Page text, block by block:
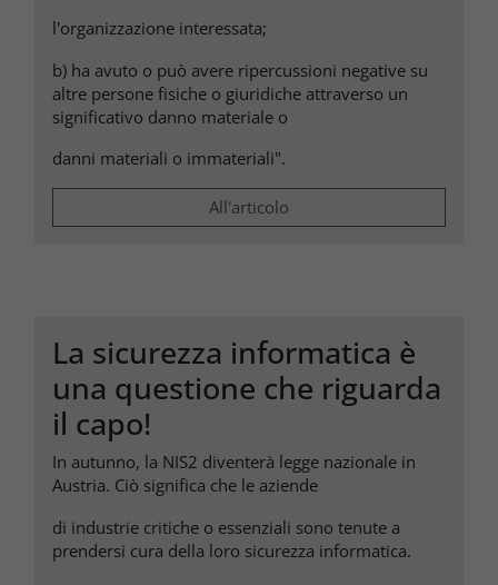
l'organizzazione interessata;
b) ha avuto o può avere ripercussioni negative su
altre persone fisiche o giuridiche attraverso un
significativo danno materiale o
danni materiali o immateriali".
All'articolo
La sicurezza informatica è
una questione che riguarda
il capo!
In autunno, la NIS2 diventerà legge nazionale in
Austria. Ciò significa che le aziende
di industrie critiche o essenziali sono tenute a
prendersi cura della loro sicurezza informatica.